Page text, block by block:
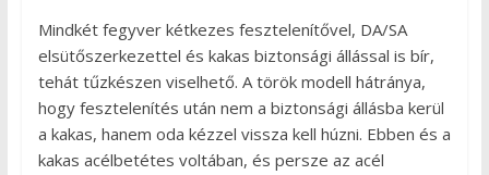
Mindkét fegyver kétkezes fesztelenítővel, DA/SA
elsütőszerkezettel és kakas biztonsági állással is bír,
tehát tűzkészen viselhető. A török modell hátránya,
hogy fesztelenítés után nem a biztonsági állásba kerül
a kakas, hanem oda kézzel vissza kell húzni. Ebben és a
kakas acélbetétes voltában, és persze az acél